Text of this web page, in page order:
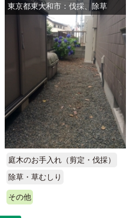
東京都東大和市：伐採、除草
庭木のお手入れ（剪定・伐採）
除草・草むしり
その他